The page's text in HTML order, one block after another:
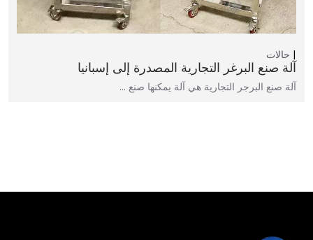
حالات
آلة صنع البرغر التجارية المصدرة إلى إسبانيا
آلة صنع البرجر التجارية هي آلة يمكنها صنع ...